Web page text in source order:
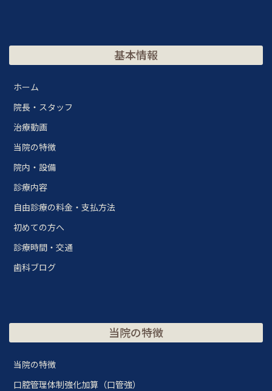
基本情報
ホーム
院長・スタッフ
治療動画
当院の特徴
院内・設備
診療内容
自由診療の料金・支払方法
初めての方へ
診療時間・交通
歯科ブログ
当院の特徴
当院の特徴
口腔管理体制強化加算（口管強）